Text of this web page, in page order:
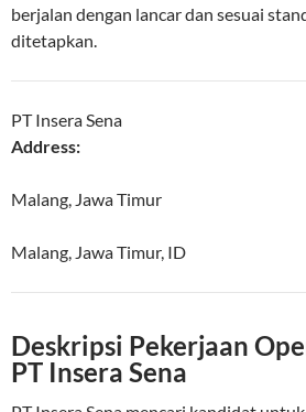
berjalan dengan lancar dan sesuai
ditetapkan.
PT Insera Sena
Address:
Malang, Jawa Timur
Malang, Jawa Timur, ID
Deskripsi Pekerjaan
PT Insera Sena